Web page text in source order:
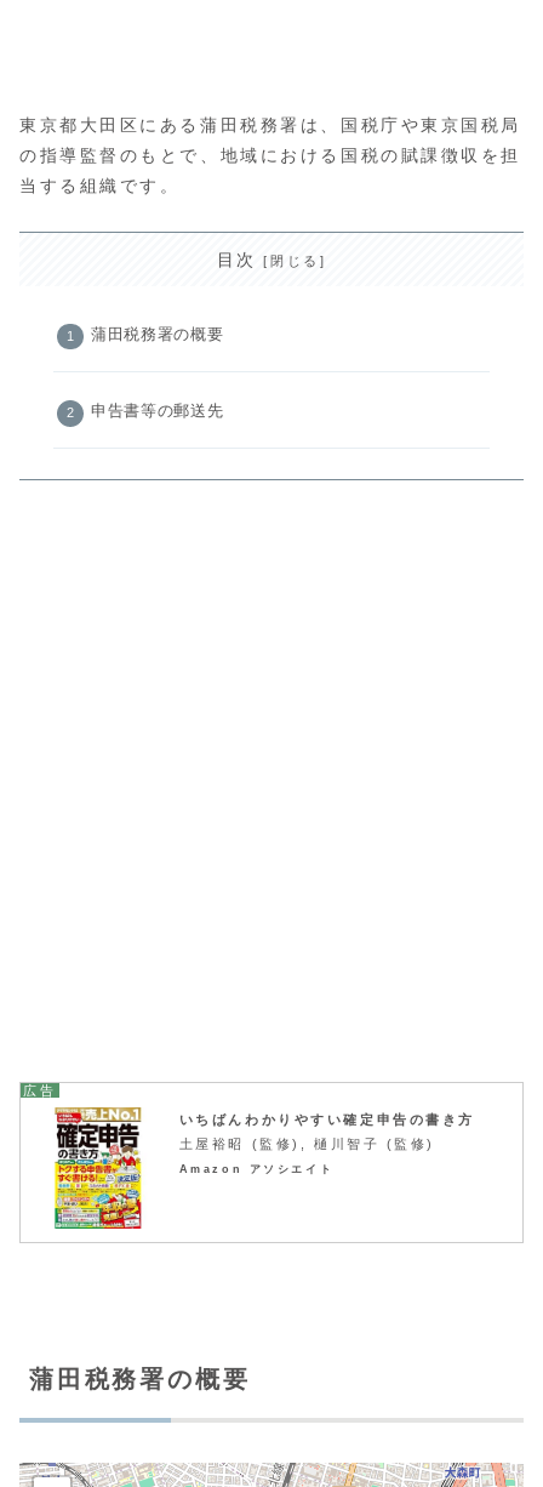
東京都大田区にある蒲田税務署は、国税庁や東京国税局
の指導監督のもとで、地域における国税の賦課徴収を担
当する組織です。
目次
蒲田税務署の概要
申告書等の郵送先
いちばんわかりやすい確定申告の書き方
土屋裕昭 (監修), 樋川智子 (監修)
Amazon アソシエイト
蒲田税務署の概要